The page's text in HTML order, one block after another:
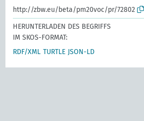
http://zbw.eu/beta/pm20voc/pr/72802
HERUNTERLADEN DES BEGRIFFS
IM SKOS-FORMAT:
RDF/XML TURTLE JSON-LD